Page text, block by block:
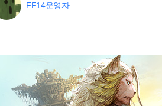
FF14운영자